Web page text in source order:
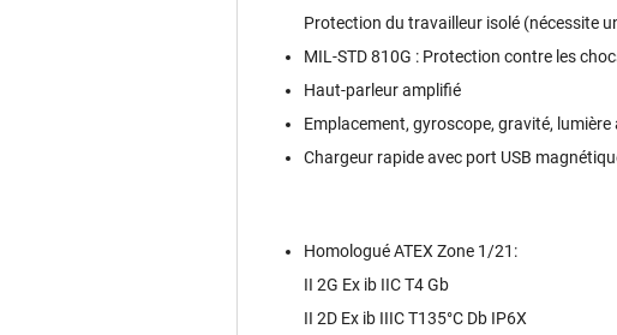
Protection du travailleur isolé (nécessite
MIL-STD 810G : Protection contre les
Haut-parleur amplifié
Emplacement, gyroscope, gravité,
Chargeur rapide avec port USB
Homologué ATEX Zone 1/21:
II 2G Ex ib IIC T4 Gb
II 2D Ex ib IIIC T135°C Db IP6X